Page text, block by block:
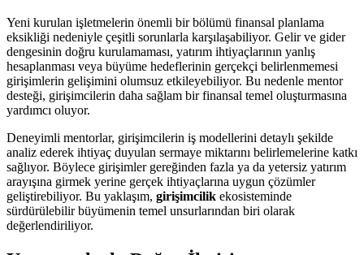
Yeni kurulan işletmelerin önemli bir bölümü finansal planlama
eksikliği nedeniyle çeşitli sorunlarla karşılaşabiliyor. Gelir ve gider
dengesinin doğru kurulamaması, yatırım ihtiyaçlarının yanlış
hesaplanması veya büyüme hedeflerinin gerçekçi belirlenmemesi
girişimlerin gelişimini olumsuz etkileyebiliyor. Bu nedenle mentor
desteği, girişimcilerin daha sağlam bir finansal temel oluşturmasına
yardımcı oluyor.
Deneyimli mentorlar, girişimcilerin iş modellerini detaylı şekilde
analiz ederek ihtiyaç duyulan sermaye miktarını belirlemelerine katkı
sağlıyor. Böylece girişimler gereğinden fazla ya da yetersiz yatırım
arayışına girmek yerine gerçek ihtiyaçlarına uygun çözümler
geliştirebiliyor. Bu yaklaşım, girişimcilik ekosisteminde
sürdürülebilir büyümenin temel unsurlarından biri olarak
değerlendiriliyor.